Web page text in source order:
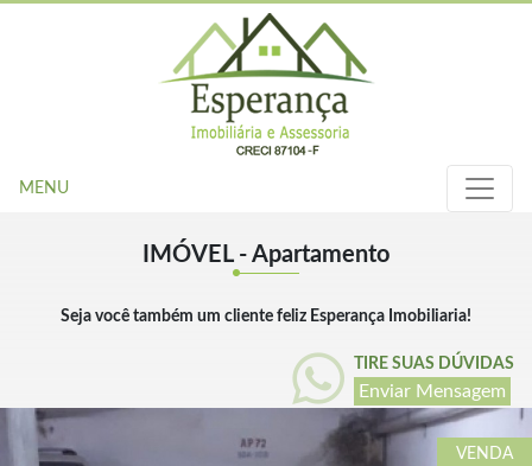
MENU
IMÓVEL - Apartamento
Seja você também um cliente feliz Esperança Imobiliaria!
TIRE SUAS DÚVIDAS
Enviar Mensagem
VENDA